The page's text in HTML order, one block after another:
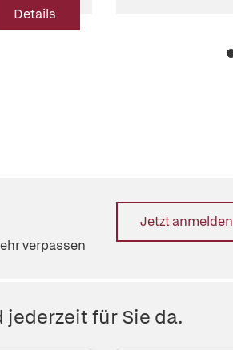
Details
verpassen
Jetzt anmelden
jederzeit für Sie da.